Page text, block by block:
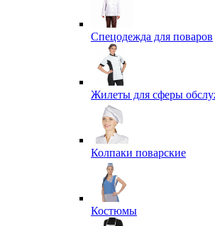
Спецодежда для поваров
Жилеты для сферы
Колпаки поварские
Костюмы